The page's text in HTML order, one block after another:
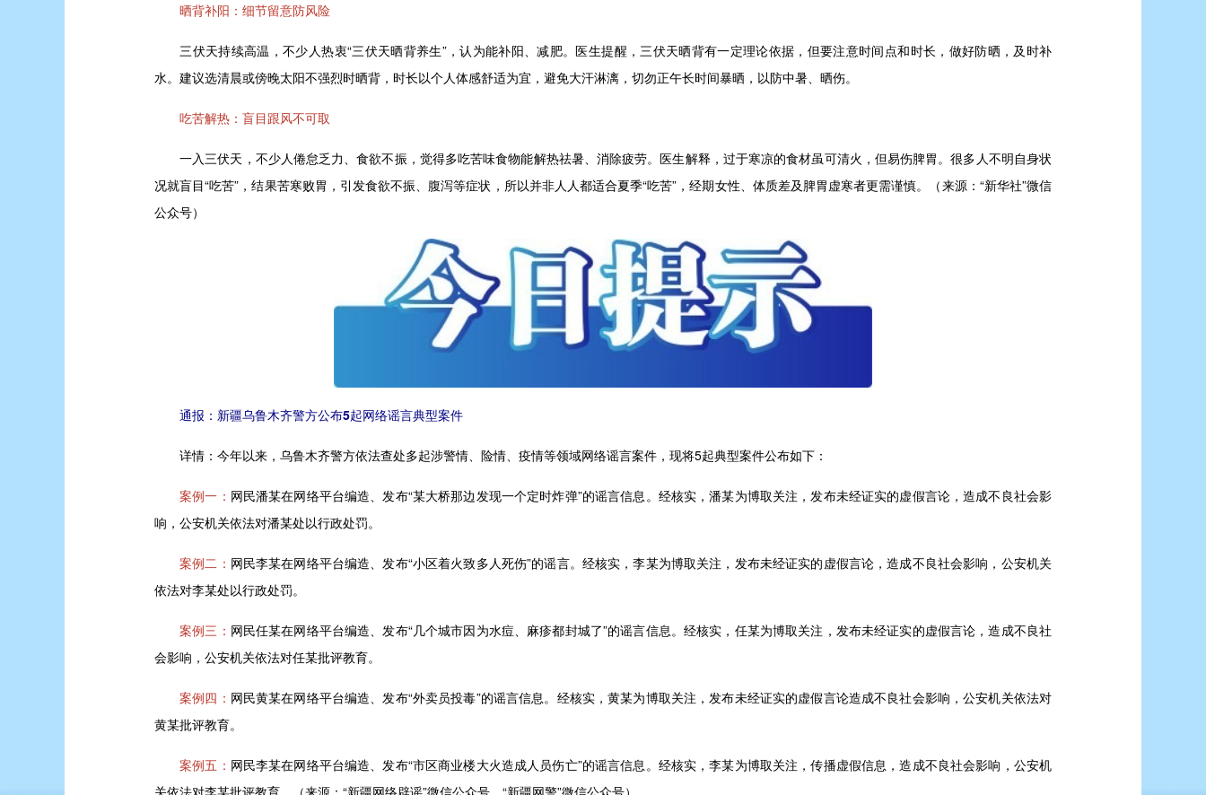
晒背补阳：细节留意防风险
三伏天持续高温，不少人热衷“三伏天晒背养生”，认为能补阳、减肥。医生提醒，三伏天晒背有一定理论依据，但要注意时间点和时长，做好防晒，及时补
水。建议选清晨或傍晚太阳不强烈时晒背，时长以个人体感舒适为宜，避免大汗淋漓，切勿正午长时间暴晒，以防中暑、晒伤。
吃苦解热：盲目跟风不可取
一入三伏天，不少人倦怠乏力、食欲不振，觉得多吃苦味食物能解热祛暑、消除疲劳。医生解释，过于寒凉的食材虽可清火，但易伤脾胃。很多人不明自身状
况就盲目“吃苦”，结果苦寒败胃，引发食欲不振、腹泻等症状，所以并非人人都适合夏季“吃苦”，经期女性、体质差及脾胃虚寒者更需谨慎。（来源：“新华社”微信
公众号）
通报：新疆乌鲁木齐警方公布5起网络谣言典型案件
详情： 今年以来，乌鲁木齐警方依法查处多起涉警情、险情、疫情等领域网络谣言案件，现将5起典型案件公布如下：
案例一： 网民潘某在网络平台编造、发布“某大桥那边发现一个定时炸弹”的谣言信息。经核实，潘某为博取关注，发布未经证实的虚假言论，造成不良社会影
响，公安机关依法对潘某处以行政处罚。
案例二： 网民李某在网络平台编造、发布“小区着火致多人死伤”的谣言。经核实，李某为博取关注，发布未经证实的虚假言论，造成不良社会影响，公安机关
依法对李某处以行政处罚。
案例三： 网民任某在网络平台编造、发布“几个城市因为水痘、麻疹都封城了”的谣言信息。经核实，任某为博取关注，发布未经证实的虚假言论，造成不良社
会影响，公安机关依法对任某批评教育。
案例四： 网民黄某在网络平台编造、发布“外卖员投毒”的谣言信息。经核实，黄某为博取关注，发布未经证实的虚假言论造成不良社会影响，公安机关依法对
黄某批评教育。
案例五： 网民李某在网络平台编造、发布“市区商业楼大火造成人员伤亡”的谣言信息。经核实，李某为博取关注，传播虚假信息，造成不良社会影响，公安机
关依法对李某批评教育。（来源：“新疆网络辟谣”微信公众号、“新疆网警”微信公众号）